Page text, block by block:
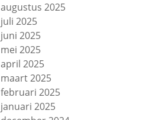
augustus 2025
juli 2025
juni 2025
mei 2025
april 2025
maart 2025
februari 2025
januari 2025